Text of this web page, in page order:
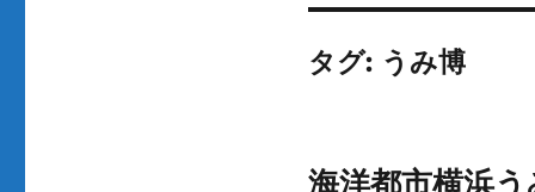
タグ: うみ博
海洋都市横浜